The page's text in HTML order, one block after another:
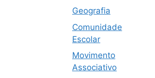
Geografia
Comunidade
Escolar
Movimento
Associativo